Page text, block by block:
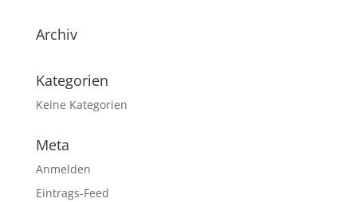
Archiv
Kategorien
Keine Kategorien
Meta
Anmelden
Eintrags-Feed